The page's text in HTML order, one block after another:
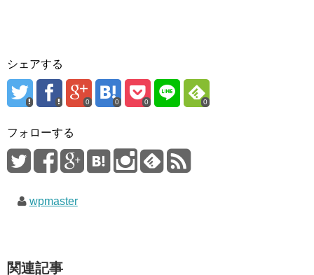
シェアする
0 0 0 0
フォローする
wpmaster
関連記事